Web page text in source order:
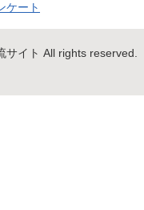
ケート
イト All rights reserved.